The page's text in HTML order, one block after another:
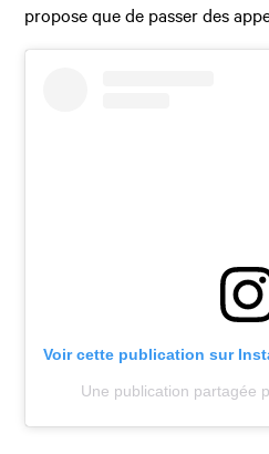
propose que de passer des
Voir cette publication sur
Une publication partagée